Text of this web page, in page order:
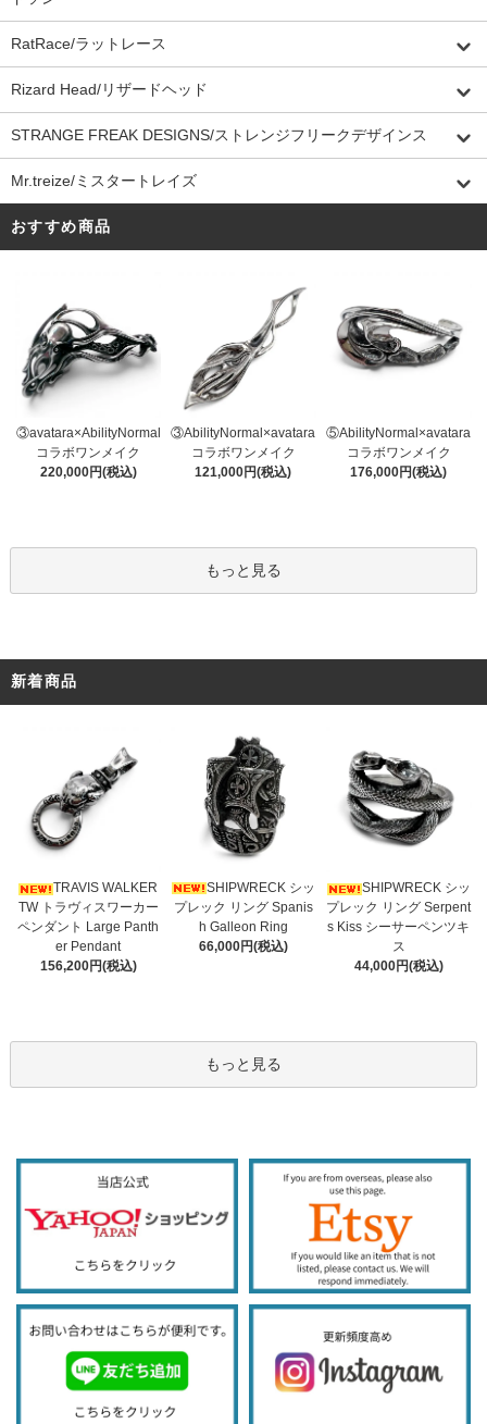
RatRace/ラットレース
Rizard Head/リザードヘッド
STRANGE FREAK DESIGNS/ストレンジフリークデザインス
Mr.treize/ミスタートレイズ
おすすめ商品
③avatara×AbilityNormal
コラボワンメイク
220,000円(税込)
③AbilityNormal×avatara
コラボワンメイク
121,000円(税込)
⑤AbilityNormal×avatara
コラボワンメイク
176,000円(税込)
もっと見る
新着商品
TRAVIS WALKER
TW トラヴィスワーカー
ペンダント Large Panth
er Pendant
156,200円(税込)
SHIPWRECK シッ
プレック リング Spanis
h Galleon Ring
66,000円(税込)
SHIPWRECK シッ
プレック リング Serpent
s Kiss シーサーペンツキ
ス
44,000円(税込)
もっと見る